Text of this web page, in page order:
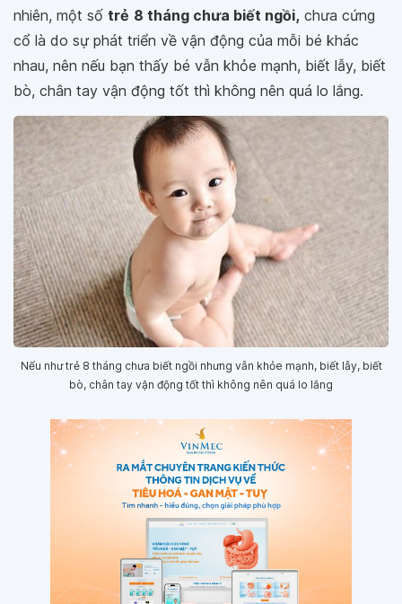
nhiên, một số trẻ 8 tháng chưa biết ngồi, chưa cứng
cổ là do sự phát triển về vận động của mỗi bé khác
nhau, nên nếu bạn thấy bé vẫn khỏe mạnh, biết lẫy, biết
bò, chân tay vận động tốt thì không nên quá lo lắng.
Nếu như trẻ 8 tháng chưa biết ngồi nhưng vẫn khỏe mạnh, biết lẫy, biết
bò, chân tay vận động tốt thì không nên quá lo lắng